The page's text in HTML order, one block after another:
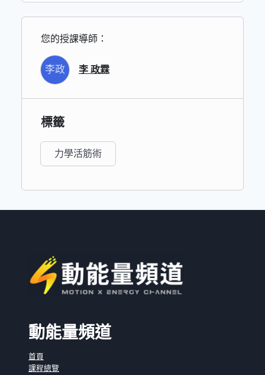
您的授課導師：
李政 李 政霖
標籤
力學活筋術
動能量頻道
首頁
課程總覽